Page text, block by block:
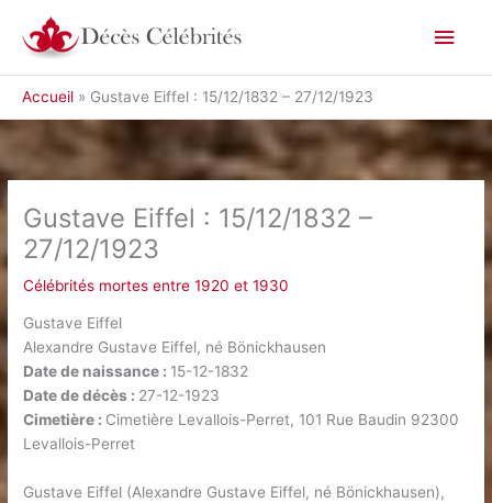
contenu
Accueil Gustave Eiffel : 15/12/1832 – 27/12/1923
Gustave Eiffel : 15/12/1832 –
27/12/1923
Célébrités mortes entre 1920 et 1930
Gustave Eiffel
Alexandre Gustave Eiffel, né Bönickhausen
Date de naissance : 15-12-1832
Date de décès : 27-12-1923
Cimetière : Cimetière Levallois-Perret, 101 Rue Baudin 92300
Levallois-Perret
Gustave Eiffel (Alexandre Gustave Eiffel, né Bönickhausen),